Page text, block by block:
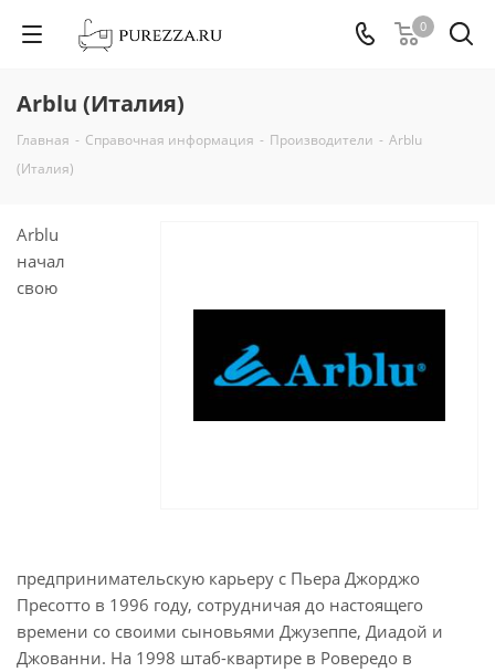
0
Arblu (Италия)
Главная - Справочная информация - Производители - Arblu
(Италия)
Arblu
начал
свою
предпринимательскую карьеру с Пьера Джорджо
Пресотто в 1996 году, сотрудничая до настоящего
времени со своими сыновьями Джузеппе, Диадой и
Джованни. На 1998 штаб-квартире в Ровередо в